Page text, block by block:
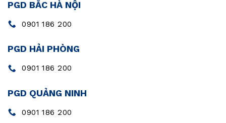
PGD BẮC HÀ NỘI
0901 186 200
PGD HẢI PHÒNG
0901 186 200
PGD QUẢNG NINH
0901 186 200